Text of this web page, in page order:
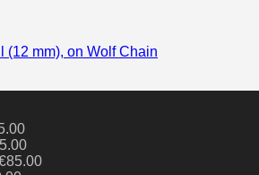
(12 mm), on Wolf Chain
85.00